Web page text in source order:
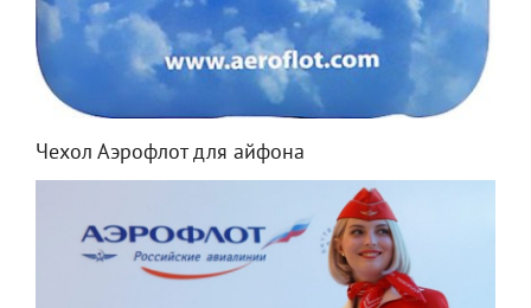
Чехол Аэрофлот для айфона